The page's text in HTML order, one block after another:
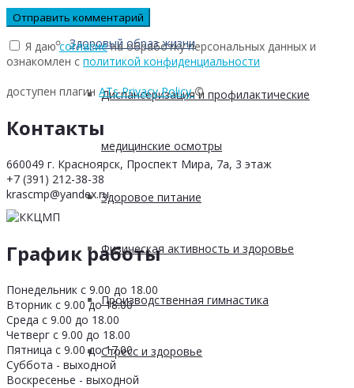
Здоровый образ жизни
Диспансеризация и профилактические
медицинские осмотры
Здоровое питание
Физическая активность и здоровье
Производственная гимнастика
Стресс и здоровье
Я даюсогласиена обработку персональных данных и
ознакомлен с политикой конфиденциальности
доступен плагин ATs Privacy Policy©
Контакты
660049 г. Красноярск, Проспект Мира, 7а, 3 этаж
+7 (391) 212-38-38
krascmp@yandex.ru
График работы
Понедельник с 9.00 до 18.00
Вторник с 9.00 до 18.00
Среда с 9.00 до 18.00
Четверг с 9.00 до 18.00
Пятница с 9.00 до 17.00
Суббота - выходной
Воскресенье - выходной